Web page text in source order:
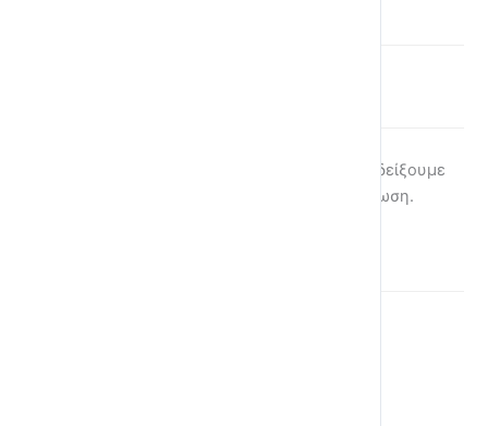
(,) το βάζουμε για να δείξουμε
πολύ μικρό σταμάτημα φωνής κατα την ανάγνωση.